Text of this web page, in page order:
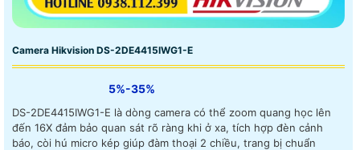
Camera Hikvision DS-2DE4415IWG1-E
5%-35%
DS-2DE4415IWG1-E là dòng camera có thể zoom quang học lên
đến 16X đảm bảo quan sát rõ ràng khi ở xa, tích hợp đèn cảnh
báo, còi hú micro kép giúp đàm thoại 2 chiều, trang bị chuẩn